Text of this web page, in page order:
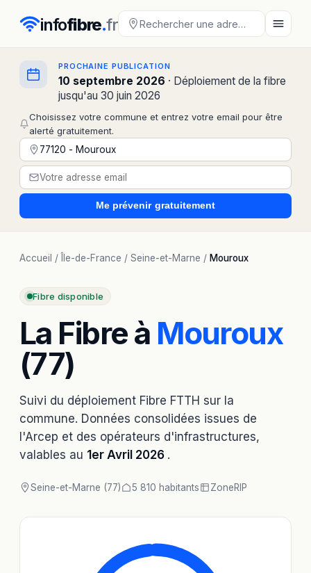
infofibre.fr
PROCHAINE PUBLICATION
10 septembre 2026 · Déploiement de la fibre
jusqu'au 30 juin 2026
Choisissez votre commune et entrez votre email pour être
alerté gratuitement.
Me prévenir gratuitement
Accueil / Île-de-France / Seine-et-Marne / Mouroux
Fibre disponible
La Fibre à Mouroux
(77)
Suivi du déploiement Fibre FTTH sur la
commune. Données consolidées issues de
l'Arcep et des opérateurs d'infrastructures,
valables au 1er Avril 2026 .
Seine-et-Marne (77) 5 810 habitants ZoneRIP